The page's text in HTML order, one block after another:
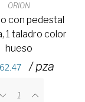
ORION
con pedestal
1 taladro color
hueso
/ pza